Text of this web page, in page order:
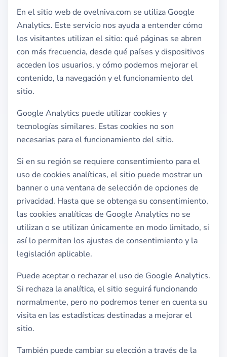
En el sitio web de ovelniva.com se utiliza Google
Analytics. Este servicio nos ayuda a entender cómo
los visitantes utilizan el sitio: qué páginas se abren
con más frecuencia, desde qué países y dispositivos
acceden los usuarios, y cómo podemos mejorar el
contenido, la navegación y el funcionamiento del
sitio.
Google Analytics puede utilizar cookies y
tecnologías similares. Estas cookies no son
necesarias para el funcionamiento del sitio.
Si en su región se requiere consentimiento para el
uso de cookies analíticas, el sitio puede mostrar un
banner o una ventana de selección de opciones de
privacidad. Hasta que se obtenga su consentimiento,
las cookies analíticas de Google Analytics no se
utilizan o se utilizan únicamente en modo limitado, si
así lo permiten los ajustes de consentimiento y la
legislación aplicable.
Puede aceptar o rechazar el uso de Google Analytics.
Si rechaza la analítica, el sitio seguirá funcionando
normalmente, pero no podremos tener en cuenta su
visita en las estadísticas destinadas a mejorar el
sitio.
También puede cambiar su elección a través de la